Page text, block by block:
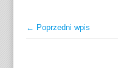
← Poprzedni wpis